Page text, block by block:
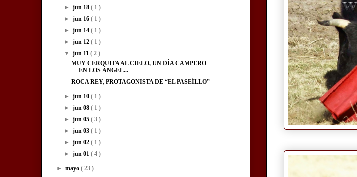
► jun 18 ( 1 )
► jun 16 ( 1 )
► jun 14 ( 1 )
► jun 12 ( 1 )
▼ jun 11 ( 2 )
MUY CERQUITA AL CIELO, UN DÍA CAMPERO
EN LOS ÁNGEL...
ROCA REY, PROTAGONISTA DE “EL PASEÍLLO”
► jun 10 ( 1 )
► jun 08 ( 1 )
► jun 05 ( 3 )
► jun 03 ( 1 )
► jun 02 ( 1 )
► jun 01 ( 4 )
►mayo( 23 )